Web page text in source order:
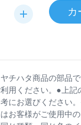
add カ
チハタ商品の部品
用ください。●上記
にお選びください
お客様がご使用中